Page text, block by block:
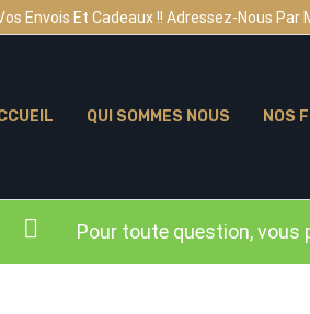
Envois Et Cadeaux !! Adressez-Nous
QUI SOMMES NOUS NOS
Pour toute question, vous